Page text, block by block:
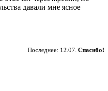
давали мне ясное
Последнее: 12.07. Спасибо!